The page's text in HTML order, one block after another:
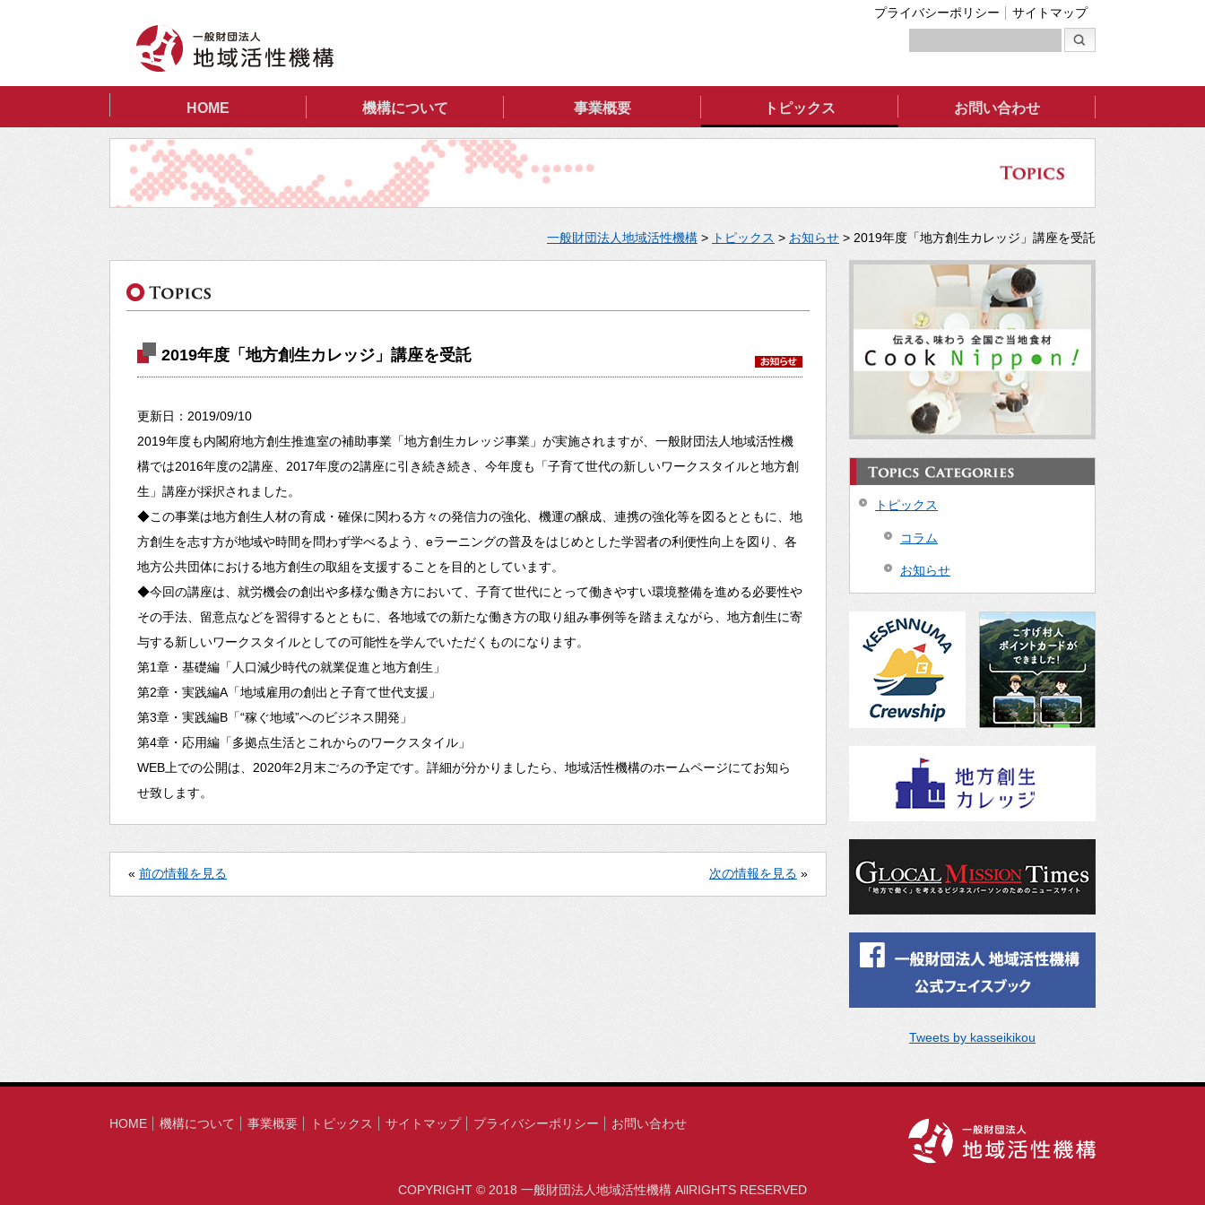
プライバシーポリシー サイトマップ
HOME 機構について 事業概要 トピックス お問い合わせ
一般財団法人地域活性機構 > トピックス > お知らせ > 2019年度「地方創生カレッジ」講座を受託
2019年度「地方創生カレッジ」講座を受託
更新日：2019/09/10
2019年度も内閣府地方創生推進室の補助事業「地方創生カレッジ事業」が実施されますが、一般財団法人地域活性機
構では2016年度の2講座、2017年度の2講座に引き続き続き、今年度も「子育て世代の新しいワークスタイルと地方創
生」講座が採択されました。
◆この事業は地方創生人材の育成・確保に関わる方々の発信力の強化、機運の醸成、連携の強化等を図るとともに、地
方創生を志す方が地域や時間を問わず学べるよう、eラーニングの普及をはじめとした学習者の利便性向上を図り、各
地方公共団体における地方創生の取組を支援することを目的としています。
◆今回の講座は、就労機会の創出や多様な働き方において、子育て世代にとって働きやすい環境整備を進める必要性や
その手法、留意点などを習得するとともに、各地域での新たな働き方の取り組み事例等を踏まえながら、地方創生に寄
与する新しいワークスタイルとしての可能性を学んでいただくものになります。
第1章・基礎編「人口減少時代の就業促進と地方創生」
第2章・実践編A「地域雇用の創出と子育て世代支援」
第3章・実践編B「“稼ぐ地域”へのビジネス開発」
第4章・応用編「多拠点生活とこれからのワークスタイル」
WEB上での公開は、2020年2月末ごろの予定です。詳細が分かりましたら、地域活性機構のホームページにてお知ら
せ致します。
« 前の情報を見る 次の情報を見る »
トピックス
コラム
お知らせ
Tweets by kasseikikou
HOME 機構について 事業概要 トピックス サイトマップ プライバシーポリシー お問い合わせ
COPYRIGHT © 2018 一般財団法人地域活性機構 AllRIGHTS RESERVED